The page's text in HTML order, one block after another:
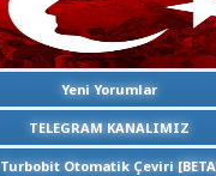
Yeni Yorumlar
TELEGRAM KANALIMIZ
Turbobit Otomatik Çeviri